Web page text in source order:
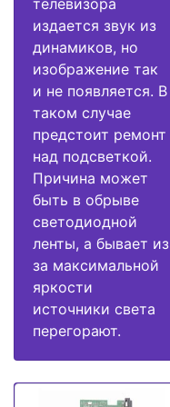
издается звук из
динамиков, но
изображение так
и не появляется. В
таком случае
предстоит ремонт
над подсветкой.
Причина может
быть в обрыве
светодиодной
ленты, а бывает из
за максимальной
яркости
источники света
перегорают.